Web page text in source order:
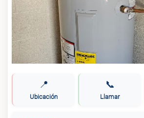
📍
Ubicación
📞
Llamar